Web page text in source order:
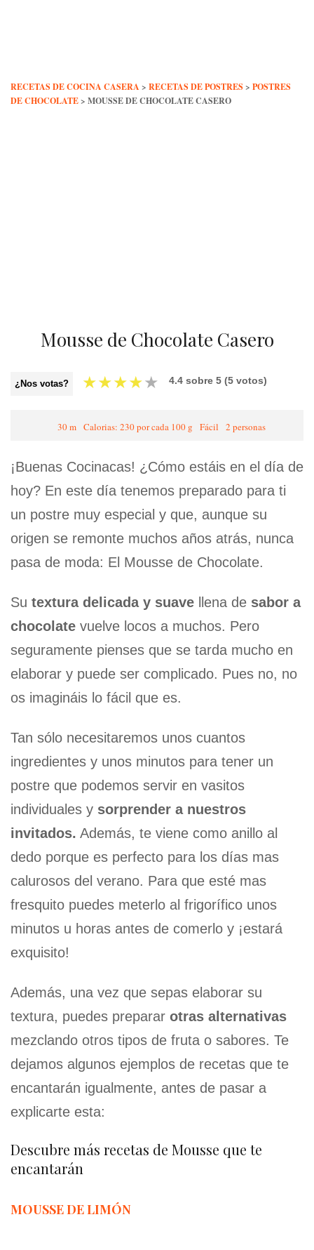
RECETAS DE COCINA CASERA > RECETAS DE POSTRES > POSTRES
DE CHOCOLATE> MOUSSE DE CHOCOLATE CASERO
Mousse de Chocolate Casero
¿Nos votas? ★★★★★ 4.4 sobre 5 (5 votos)
30 m Calorias: 230 por cada 100 g Fácil 2 personas
¡Buenas Cocinacas! ¿Cómo estáis en el día de
hoy? En este día tenemos preparado para ti
un postre muy especial y que, aunque su
origen se remonte muchos años atrás, nunca
pasa de moda: El Mousse de Chocolate.
Su textura delicada y suave llena de sabor a
chocolate vuelve locos a muchos. Pero
seguramente pienses que se tarda mucho en
elaborar y puede ser complicado. Pues no, no
os imagináis lo fácil que es.
Tan sólo necesitaremos unos cuantos
ingredientes y unos minutos para tener un
postre que podemos servir en vasitos
individuales y sorprender a nuestros
invitados. Además, te viene como anillo al
dedo porque es perfecto para los días mas
calurosos del verano. Para que esté mas
fresquito puedes meterlo al frigorífico unos
minutos u horas antes de comerlo y ¡estará
exquisito!
Además, una vez que sepas elaborar su
textura, puedes preparar otras alternativas
mezclando otros tipos de fruta o sabores. Te
dejamos algunos ejemplos de recetas que te
encantarán igualmente, antes de pasar a
explicarte esta:
Descubre más recetas de Mousse que te
encantarán
MOUSSE DE LIMÓN